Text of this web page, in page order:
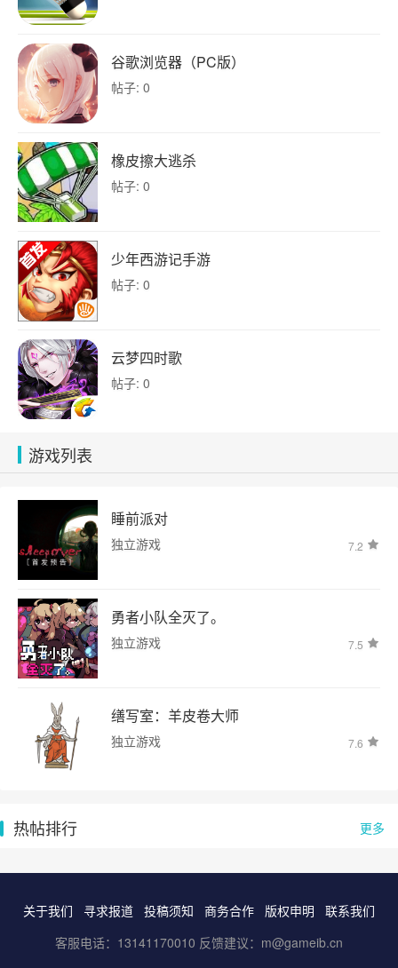
谷歌浏览器（PC版）
帖子: 0
橡皮擦大逃杀
帖子: 0
少年西游记手游
帖子: 0
云梦四时歌
帖子: 0
游戏列表
睡前派对
独立游戏 7.2
勇者小队全灭了。
独立游戏 7.5
缮写室：羊皮卷大师
独立游戏 7.6
更多
热帖排行
关于我们 寻求报道 投稿须知 商务合作 版权申明
联系我们
客服电话：13141170010 反馈建议：m@gameib.cn